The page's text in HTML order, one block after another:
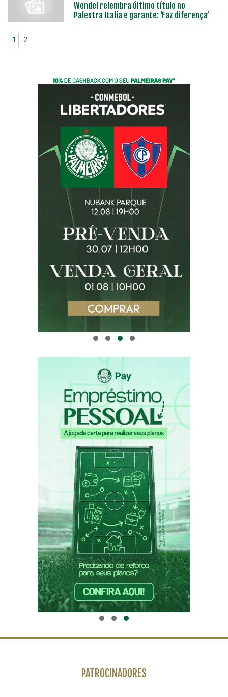
Wendel relembra último título no
Palestra Italia e garante: ‘Faz diferença’
1 2
PATROCINADORES